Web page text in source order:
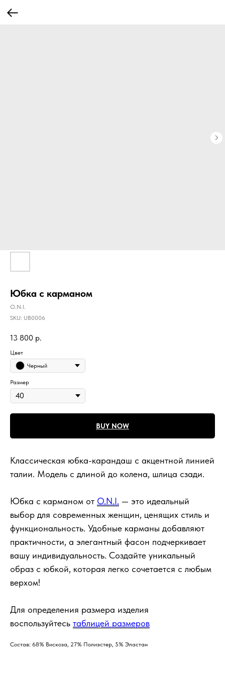
Юбка с карманом
O.N.I.
SKU: UB0006
13 800 р.
Цвет
Черный
Размер
BUY NOW
Классическая юбка-карандаш с акцентной линией
талии. Модель с длиной до колена, шлица сзади.
Юбка с карманом от O.N.I. — это идеальный
выбор для современных женщин, ценящих стиль и
функциональность. Удобные карманы добавляют
практичности, а элегантный фасон подчеркивает
вашу индивидуальность. Создайте уникальный
образ с юбкой, которая легко сочетается с любым
верхом!
Для определения размера изделия
воспользуйтесь таблицей размеров
Состав: 68% Вискоза, 27% Полиэстер, 5% Эластан